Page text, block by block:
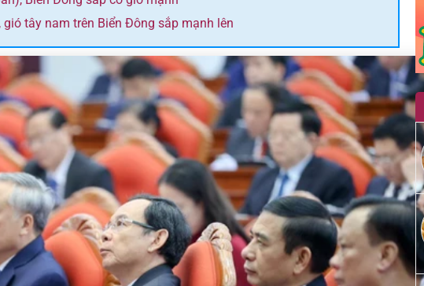
tây nam trên Biển Đông sắp mạnh lên